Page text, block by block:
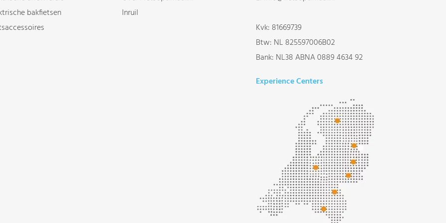
bakfietsen
Inruil
Kvk: 81669739
Btw: NL 825597006B02
Bank: NL38 ABNA 0889 4634 92
Experience Centers